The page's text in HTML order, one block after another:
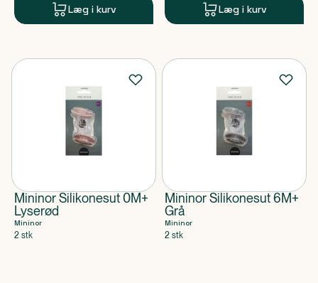
Læg i kurv Læg i kurv
Mininor Silikonesut 0M+
Lyserød
Mininor
2 stk
Mininor Silikonesut 6M+
Grå
Mininor
2 stk